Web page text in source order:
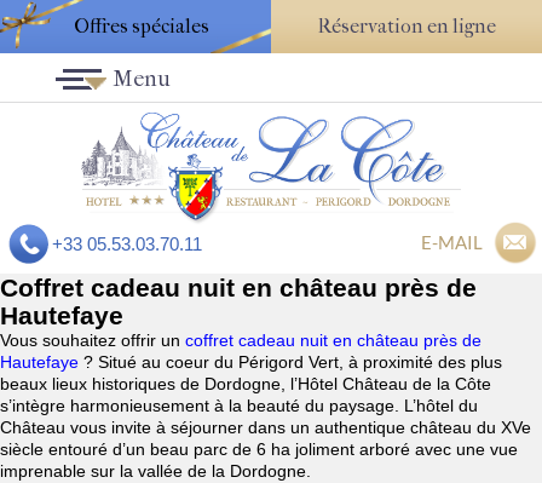
Offres spéciales Réservation en ligne
+33 05.53.03.70.11 E-MAIL
Menu
Coffret cadeau nuit en château près de
Hautefaye
Vous souhaitez offrir un coffret cadeau nuit en château près de
Hautefaye ? Situé au coeur du Périgord Vert, à proximité des plus
beaux lieux historiques de Dordogne, l’Hôtel Château de la Côte
s’intègre harmonieusement à la beauté du paysage. L’hôtel du
Château vous invite à séjourner dans un authentique château du XVe
siècle entouré d’un beau parc de 6 ha joliment arboré avec une vue
imprenable sur la vallée de la Dordogne.